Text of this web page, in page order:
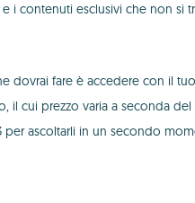
contenuti esclusivi che non si
dovrai fare è accedere con il
cui prezzo varia a seconda
ascoltarli in un secondo